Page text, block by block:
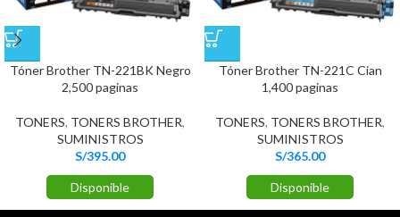
Tóner Brother TN-221BK Negro
2,500 paginas
TONERS, TONERS BROTHER,
SUMINISTROS
S/395.00
Disponible
Tóner Brother TN-221C Cian
1,400 paginas
TONERS, TONERS BROTHER,
SUMINISTROS
S/365.00
Disponible